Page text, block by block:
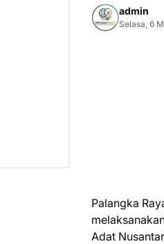
admin
Selasa, 6
Palangka
Adat